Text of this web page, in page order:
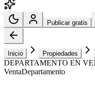
Publicar gratis
Inicio Propiedades
DEPARTAMENTO EN
VentaDepartamento